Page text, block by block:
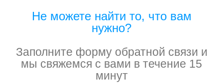
Не можете найти то, что вам
нужно?
Заполните форму обратной связи и
мы свяжемся с вами в течение 15
минут